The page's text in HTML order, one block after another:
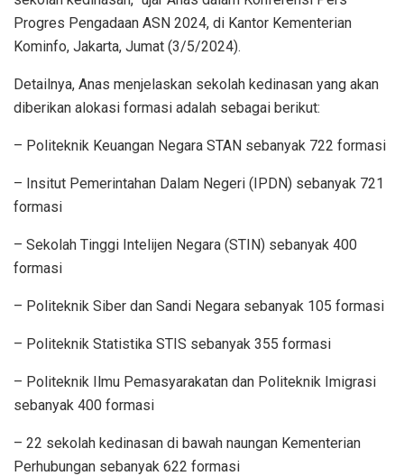
Progres Pengadaan ASN 2024, di Kantor Kementerian
Kominfo, Jakarta, Jumat (3/5/2024).
Detailnya, Anas menjelaskan sekolah kedinasan yang akan
diberikan alokasi formasi adalah sebagai berikut:
– Politeknik Keuangan Negara STAN sebanyak 722 formasi
– Insitut Pemerintahan Dalam Negeri (IPDN) sebanyak 721
formasi
– Sekolah Tinggi Intelijen Negara (STIN) sebanyak 400
formasi
– Politeknik Siber dan Sandi Negara sebanyak 105 formasi
– Politeknik Statistika STIS sebanyak 355 formasi
– Politeknik Ilmu Pemasyarakatan dan Politeknik Imigrasi
sebanyak 400 formasi
– 22 sekolah kedinasan di bawah naungan Kementerian
Perhubungan sebanyak 622 formasi